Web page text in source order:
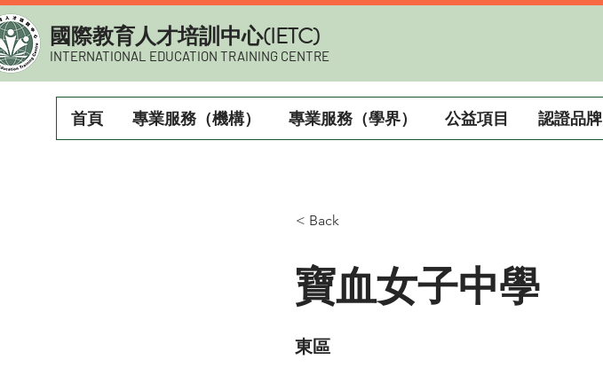
​國際教育人才培訓中心(IETC)
INTERNATIONAL EDUCATION TRAINING CENTRE
首頁 專業服務（機構） 專業服務（學界） 公益項目 認證品牌
< Back
寶血女子中學
東區